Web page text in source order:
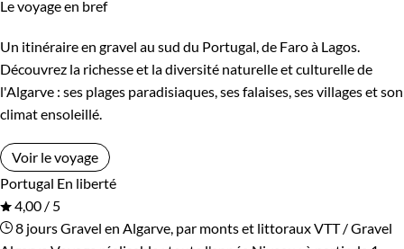
Le voyage en bref
Un itinéraire en gravel au sud du Portugal, de Faro à Lagos.
Découvrez la richesse et la diversité naturelle et culturelle de
l'Algarve : ses plages paradisiaques, ses falaises, ses villages et son
climat ensoleillé.
Voir le voyage
Portugal En liberté
4,00 / 5
8 joursGravel en Algarve, par monts et littorauxVTT / Gravel